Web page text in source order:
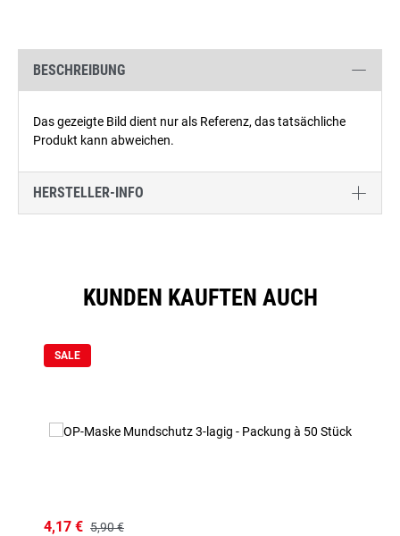
BESCHREIBUNG
Das gezeigte Bild dient nur als Referenz, das tatsächliche
Produkt kann abweichen.
HERSTELLER-INFO
KUNDEN KAUFTEN AUCH
SALE
4,17 € 5,90 €